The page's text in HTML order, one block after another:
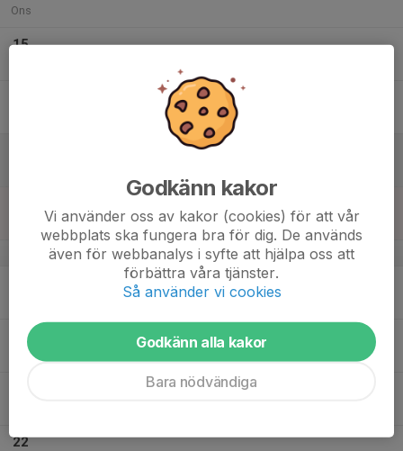
Ons
15
v.43
20
22
Godkänn kakor
Vi använder oss av kakor (cookies) för att vår
webbplats ska fungera bra för dig. De används
även för webbanalys i syfte att hjälpa oss att
förbättra våra tjänster.
Så använder vi cookies
Godkänn alla kakor
Bara nödvändiga